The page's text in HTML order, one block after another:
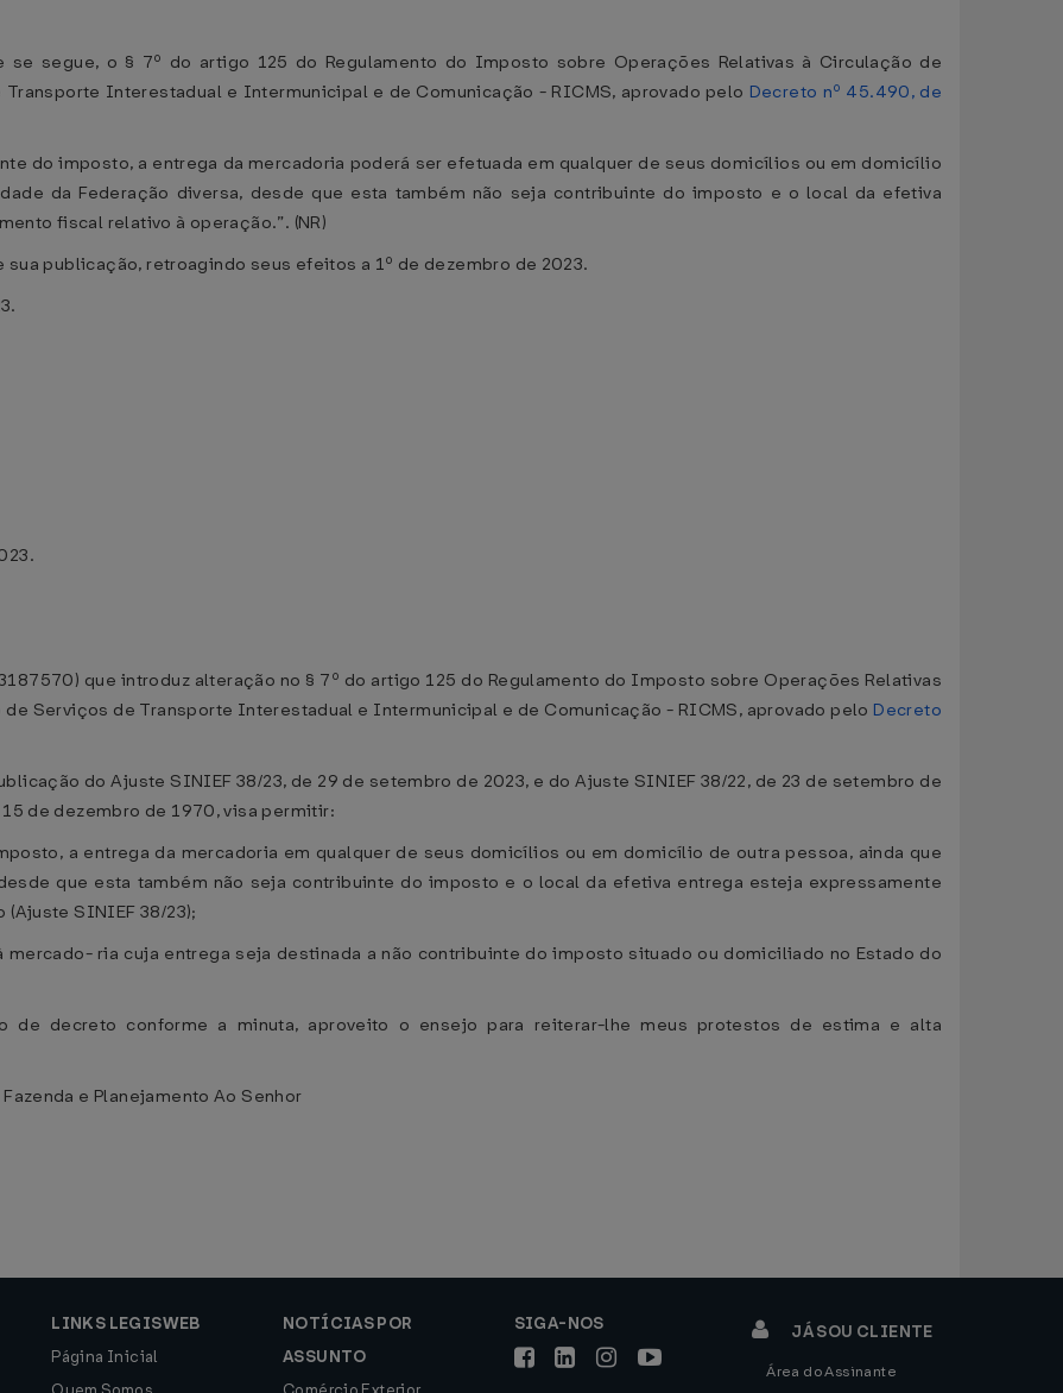
se segue, o § 7º do artigo 125 do Regulamento do Imposto sobre Operações Relativas à Circulação de
Interestadual e Intermunicipal e de Comunicação - RICMS, aprovado pelo Decreto nº 45.490, de
do imposto, a entrega da mercadoria poderá ser efetuada em qualquer de seus domicílios ou em domicílio
da Federação diversa, desde que esta também não seja contribuinte do imposto e o local da efetiva
fiscal relativo à operação.”. (NR)
publicação, retroagindo seus efeitos a 1º de dezembro de 2023.
que introduz alteração no § 7º do artigo 125 do Regulamento do Imposto sobre Operações Relativas
Serviços de Transporte Interestadual e Intermunicipal e de Comunicação - RICMS, aprovado pelo Decreto
do Ajuste SINIEF 38/23, de 29 de setembro de 2023, e do Ajuste SINIEF 38/22, de 23 de setembro de
de dezembro de 1970, visa permitir:
a entrega da mercadoria em qualquer de seus domicílios ou em domicílio de outra pessoa, ainda que
que esta também não seja contribuinte do imposto e o local da efetiva entrega esteja expressamente
SINIEF 38/23);
ria cuja entrega seja destinada a não contribuinte do imposto situado ou domiciliado no Estado do
de decreto conforme a minuta, aproveito o ensejo para reiterar-lhe meus protestos de estima e alta
e Planejamento Ao Senhor
LINKS LEGISWEB
Página Inicial
NOTÍCIAS POR
ASSUNTO
SIGA-NOS JÁ SOU CLIENTE
Área do Assinante